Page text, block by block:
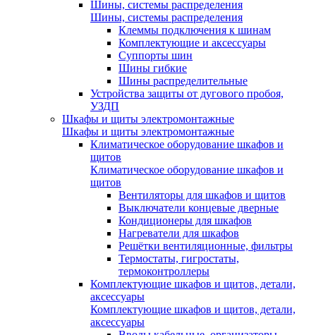
Шины, системы распределения
Шины, системы распределения
Клеммы подключения к шинам
Комплектующие и аксессуары
Суппорты шин
Шины гибкие
Шины распределительные
Устройства защиты от дугового пробоя,
УЗДП
Шкафы и щиты электромонтажные
Шкафы и щиты электромонтажные
Климатическое оборудование шкафов и
щитов
Климатическое оборудование шкафов и
щитов
Вентиляторы для шкафов и щитов
Выключатели концевые дверные
Кондиционеры для шкафов
Нагреватели для шкафов
Решётки вентиляционные, фильтры
Термостаты, гигростаты,
термоконтроллеры
Комплектующие шкафов и щитов, детали,
аксессуары
Комплектующие шкафов и щитов, детали,
аксессуары